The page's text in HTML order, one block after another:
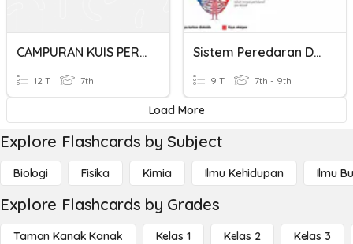
CAMPURAN KUIS PERNAPASAN DAN PEREDARAN DARAH
12 T 7th
Sistem Peredaran Darah Manusia
9 T 7th - 9th
Load More
Explore Flashcards by Subject
Biologi Fisika Kimia Ilmu Kehidupan Ilmu
Explore Flashcards by Grades
Taman Kanak Kanak Kelas 1 Kelas 2 Kelas 3